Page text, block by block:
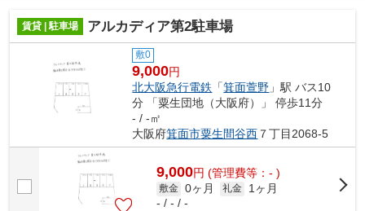
賃貸 | 駐車場 アルカディア第2駐車場
敷0
9,000円
北大阪急行電鉄 「箕面萱野 」駅 バス10
分 「粟生団地（大阪府）」 停歩11分
- / -㎡
大阪府箕面市粟生間谷西 ７丁目2068-5
9,000円 (管理費等：- )
敷金 0ヶ月 礼金
1ヶ月
- / - / -